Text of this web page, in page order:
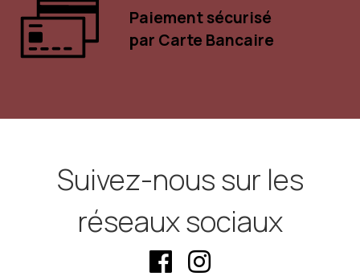
Paiement sécurisé
par Carte Bancaire
Suivez-nous sur les
réseaux sociaux